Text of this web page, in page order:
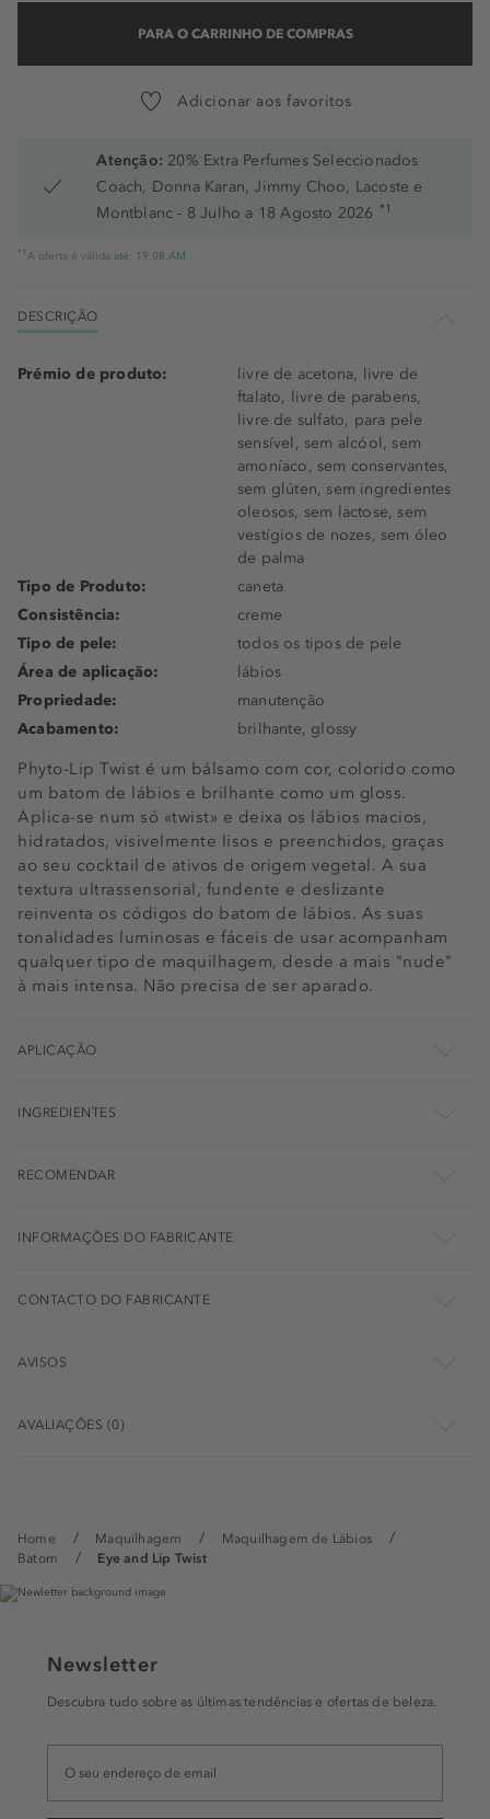
Home Maquilhagem
Maquilhagem de Lábios
Batom
Eye and Lip Twist
PARA O CARRINHO DE COMPRAS
Adicionar aos favoritos
Atenção: 20% Extra Perfumes Seleccionados
Coach, Donna Karan, Jimmy Choo, Lacoste e
Montblanc - 8 Julho a 18 Agosto 2026 *1
*1 A oferta é válida até: 19.08.AM
DESCRIÇÃO
Phyto-Lip Twist é um bálsamo com cor, colorido como
um batom de lábios e brilhante como um gloss.
Aplica-se num só «twist» e deixa os lábios macios,
hidratados, visivelmente lisos e preenchidos, graças
ao seu cocktail de ativos de origem vegetal. A sua
textura ultrassensorial, fundente e deslizante
reinventa os códigos do batom de lábios. As suas
tonalidades luminosas e fáceis de usar acompanham
qualquer tipo de maquilhagem, desde a mais "nude"
à mais intensa. Não precisa de ser aparado.
Prémio de produto:
livre de acetona, livre de
ftalato, livre de parabens,
livre de sulfato, para pele
sensível, sem alcóol, sem
amoníaco, sem conservantes,
sem glúten, sem ingredientes
oleosos, sem lactose, sem
vestígios de nozes, sem óleo
de palma
Tipo de Produto:
caneta
Consistência:
creme
Tipo de pele:
todos os tipos de pele
Área de aplicação:
lábios
Propriedade:
manutenção
Acabamento:
brilhante, glossy
APLICAÇÃO
INGREDIENTES
RECOMENDAR
INFORMAÇÕES DO FABRICANTE
CONTACTO DO FABRICANTE
AVISOS
AVALIAÇÕES (0)
Newsletter
Descubra tudo sobre as últimas tendências e ofertas de beleza.